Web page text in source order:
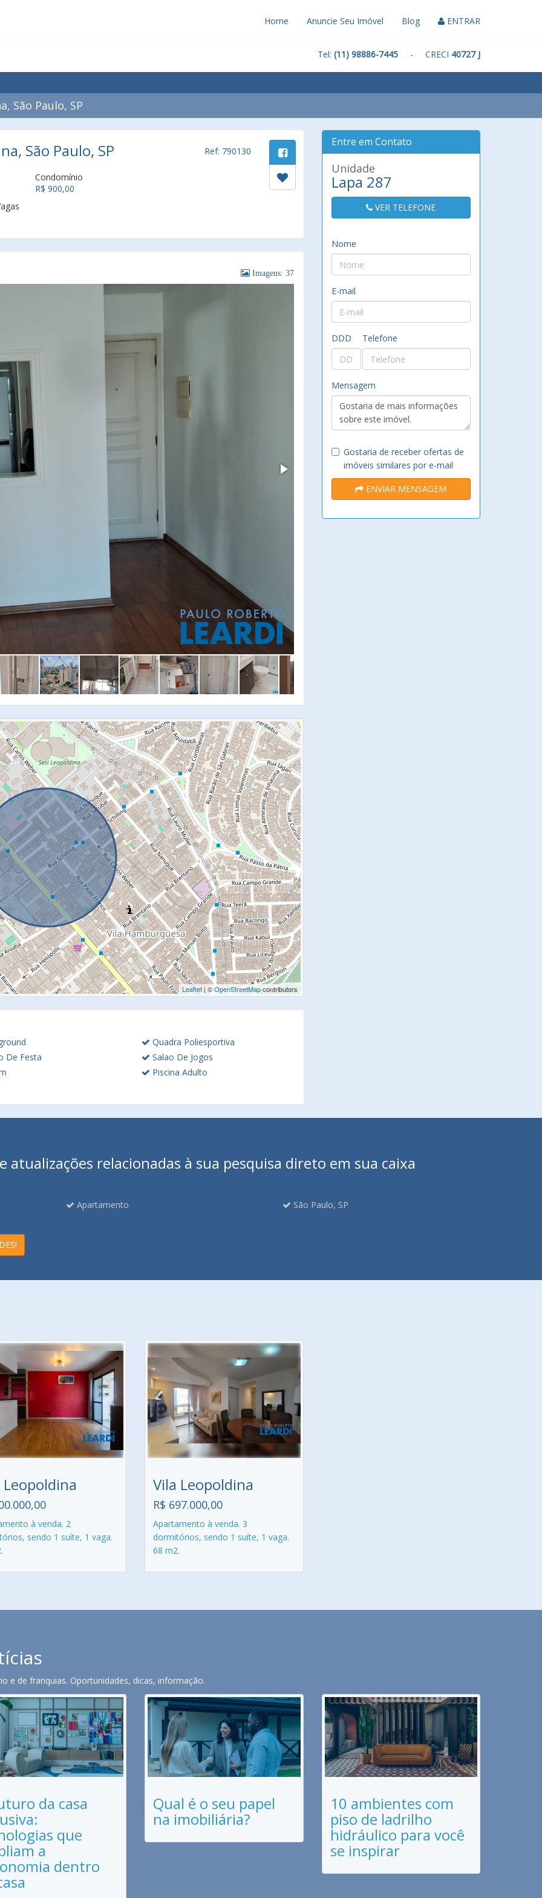
Home Anuncie Seu Imóvel Blog ENTRAR
Tel: (11) 98886-7445 - CRECI 40727 J
São Paulo, SP
São Paulo, SP Ref: 790130
Condomínio
R$ 900,00
Imagens: 37
Leaflet| ©OpenStreetMapcontributors
Quadra Poliesportiva
De Festa
Salao De Jogos
Piscina Adulto
Entre em Contato
Unidade
Lapa 287
VER TELEFONE
Nome
E-mail
DDD Telefone
Mensagem
Gostaria de receber ofertas de
imóveis similares por e-mail
ENVIAR MENSAGEM
atualizações relacionadas à sua pesquisa direto em sua caixa
Apartamento São Paulo, SP
Leopoldina
à venda. 2
sendo 1 suíte, 1 vaga.
Vila Leopoldina
R$ 697.000,00
Apartamento à venda. 3
dormitórios, sendo 1 suíte, 1 vaga.
68 m2.
e de franquias. Oportunidades, dicas, informação.
da casa
que
a
dentro
Qual é o seu papel
na imobiliária?
10 ambientes com
piso de ladrilho
hidráulico para você
se inspirar